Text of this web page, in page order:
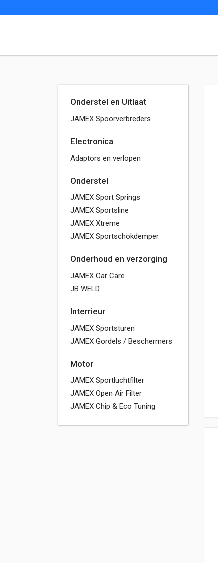
Onderstel en Uitlaat
JAMEX Spoorverbreders
Electronica
Adaptors en verlopen
Onderstel
JAMEX Sport Springs
JAMEX Sportsline
JAMEX Xtreme
JAMEX Sportschokdemper
Onderhoud en verzorging
JAMEX Car Care
JB WELD
Interrieur
JAMEX Sportsturen
JAMEX Gordels / Beschermers
Motor
JAMEX Sportluchtfilter
JAMEX Open Air Filter
JAMEX Chip & Eco Tuning